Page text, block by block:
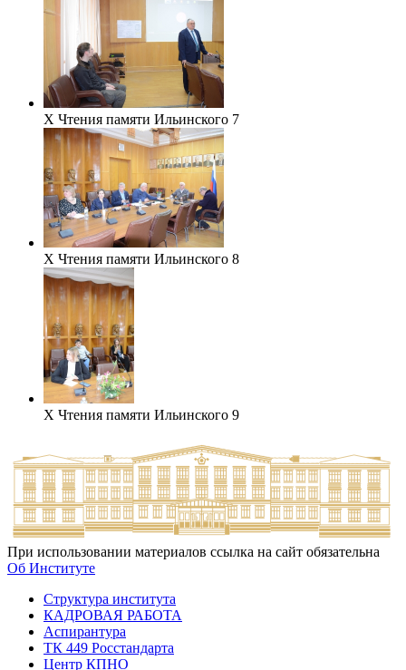
Х Чтения памяти Ильинского 7
Х Чтения памяти Ильинского 8
Х Чтения памяти Ильинского 9
При использовании материалов ссылка на сайт обязательна
Об Институте
Структура института
КАДРОВАЯ РАБОТА
Аспирантура
ТК 449 Росстандарта
Центр КПНО